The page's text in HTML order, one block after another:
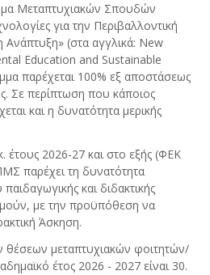
Μεταπτυχιακών Σπουδών
για την Περιβαλλοντική
Ανάπτυξη» (στα αγγλικά: New
Education and Sustainable
παρέχεται 100% εξ αποστάσεως
Σε περίπτωση που κάποιος
και η δυνατότητα μερικής
έτους 2026-27 και στο εξής (ΦΕΚ
παρέχει τη δυνατότητα
και διδακτικής
με την προϋπόθεση να
Άσκηση.
θέσεων μεταπτυχιακών φοιτητών/
έτος 2026 - 2027 είναι 30.